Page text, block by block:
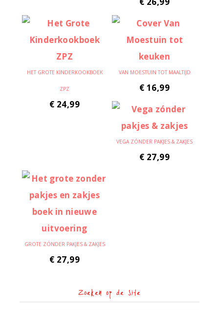
HET GROTE KINDERKOOKBOEK
ZPZ
€ 24,99
VAN MOESTUIN TOT MAALTIJD
€ 16,99
VEGA ZÓNDER PAKJES & ZAKJES
€ 27,99
GROTE ZÓNDER PAKJES & ZAKJES
€ 27,99
Zoeken op de site